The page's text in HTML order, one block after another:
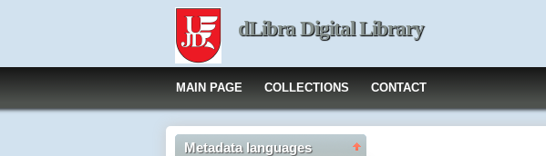
dLibra Digital Library
MAIN PAGE COLLECTIONS CONTACT
Metadata languages